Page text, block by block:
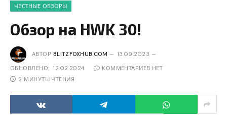
ЧЕСТНЫЕ ОБЗОРЫ
Обзор на HWK 30!
АВТОР BLITZFOXHUB.COM 13.09.2023
ОБНОВЛЕНО: 12.02.2024
КОММЕНТАРИЕВ НЕТ
2 МИНУТЫ ЧТЕНИЯ